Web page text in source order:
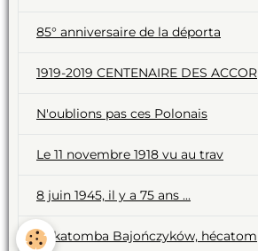
85° anniversaire de la déporta
1919-2019 CENTENAIRE DES ACCOR
N'oublions pas ces Polonais
Le 11 novembre 1918 vu au trav
8 juin 1945, il y a 75 ans ...
Hekatomba Bajończyków, hécatom